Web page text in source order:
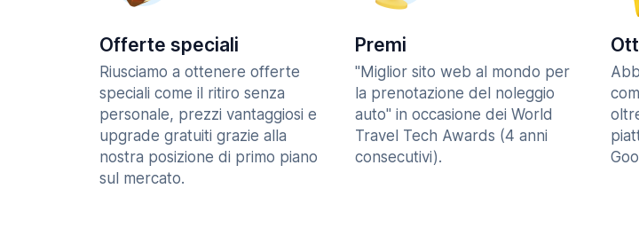
Offerte speciali
Riusciamo a ottenere offerte
speciali come il ritiro senza
personale, prezzi vantaggiosi e
upgrade gratuiti grazie alla
nostra posizione di primo piano
sul mercato.
Premi
"Miglior sito web al mondo per
la prenotazione del noleggio
auto" in occasione dei World
Travel Tech Awards (4 anni
consecutivi).